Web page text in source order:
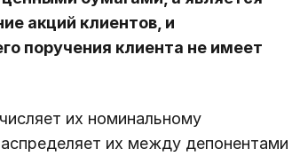
акций клиентов, и
поручения клиента не имеет
их номинальному
их между депонентами